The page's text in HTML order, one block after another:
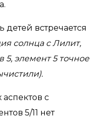
встречается
солнца с Лилит,
5, элемент 5 точное
с
5/11 нет